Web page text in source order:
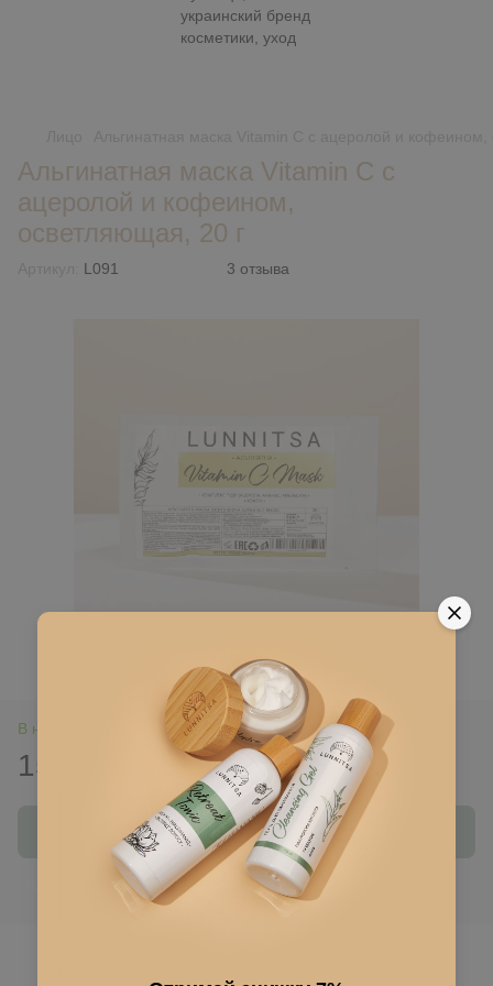
Альгинатная маска Vitamin C с
ацеролой и кофеином,
осветляющая, 20 г
L091 3 отзыва
В наличии
155 грн
Купить
для отображения накопительной скидки